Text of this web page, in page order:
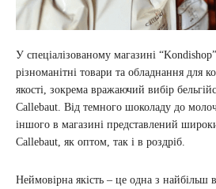
У спеціалізованому магазині
різноманітні товари та обладнання для
якості, зокрема вражаючий вибір
Callebaut. Від темного шоколаду до
іншого в магазині представлений
Callebaut, як оптом, так і в роздріб.
Неймовірна якість – це одна з найбільш